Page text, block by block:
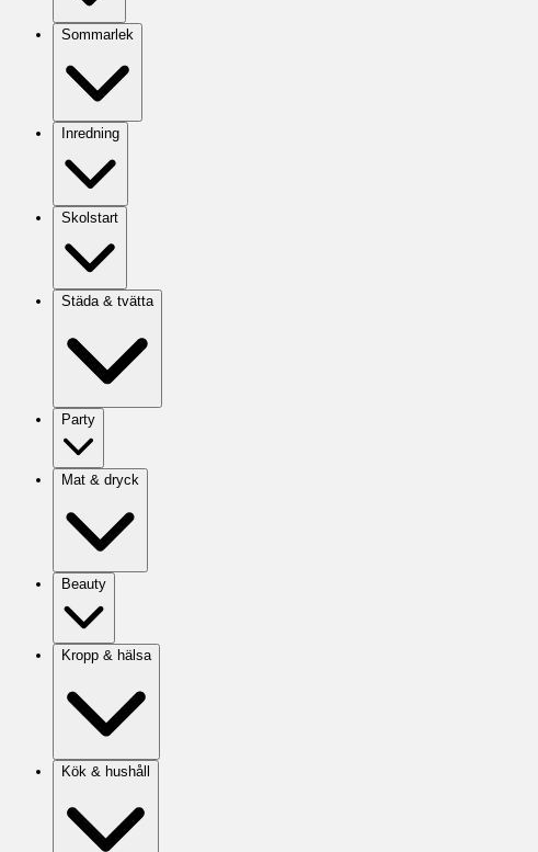
Sommarlek
Inredning
Skolstart
Städa & tvätta
Party
Mat & dryck
Beauty
Kropp & hälsa
Kök & hushåll